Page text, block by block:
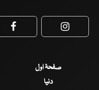
Facebook
صفحۂ اول
دنیا